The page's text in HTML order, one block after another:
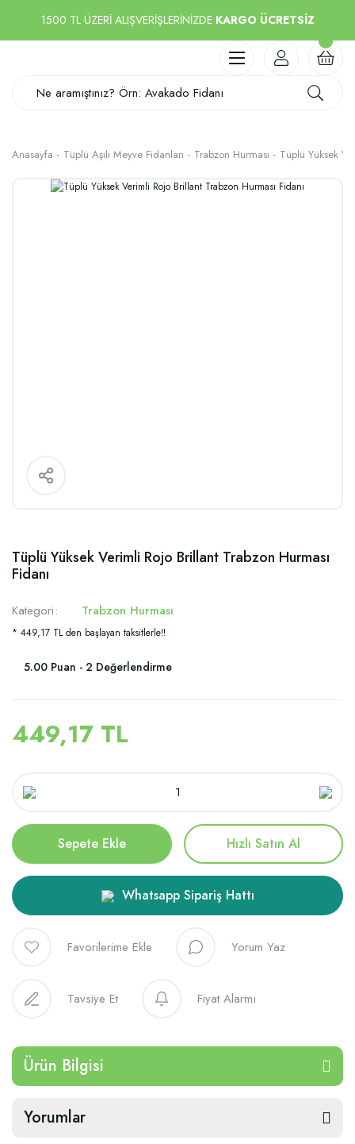
1500 TL ÜZERİ ALIŞVERİŞLERİNİZDE KARGO ÜCRETSİZ
Anasayfa Tüplü Aşılı Meyve Fidanları Trabzon Hurması Tüplü Yüksek
Tüplü Yüksek Verimli Rojo Brillant Trabzon Hurması
Fidanı
Kategori Trabzon Hurması
* 449,17 TL den başlayan taksitlerle!!
5.00 Puan - 2 Değerlendirme
449,17 TL
Sepete Ekle Hızlı Satın Al
Whatsapp Sipariş Hattı
Yorum Yaz
Tavsiye Et Fiyat Alarmı
Ürün Bilgisi
Yorumlar